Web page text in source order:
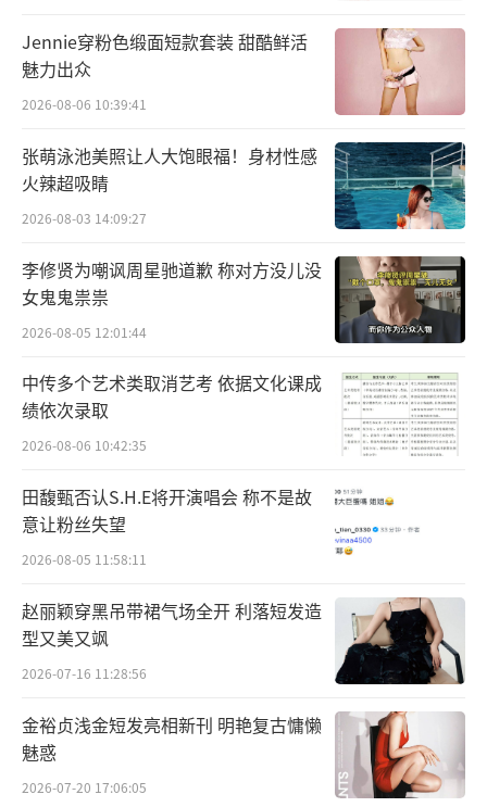
Jennie穿粉色缎面短款套装 甜酷鲜活
魅力出众
2026-08-06 10:39:41
张萌泳池美照让人大饱眼福！身材性感
火辣超吸睛
2026-08-03 14:09:27
李修贤为嘲讽周星驰道歉 称对方没儿没
女鬼鬼祟祟
2026-08-05 12:01:44
中传多个艺术类取消艺考 依据文化课成
绩依次录取
2026-08-06 10:42:35
田馥甄否认S.H.E将开演唱会 称不是故
意让粉丝失望
2026-08-05 11:58:11
赵丽颖穿黑吊带裙气场全开 利落短发造
型又美又飒
2026-07-16 11:28:56
金裕贞浅金短发亮相新刊 明艳复古慵懒
魅惑
2026-07-20 17:06:05